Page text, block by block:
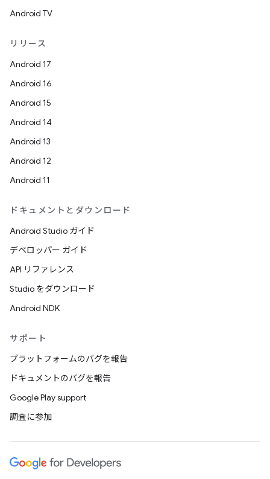
Android TV
リリース
Android 17
Android 16
Android 15
Android 14
Android 13
Android 12
Android 11
ドキュメントとダウンロード
Android Studio ガイド
デベロッパー ガイド
API リファレンス
Studio をダウンロード
Android NDK
サポート
プラットフォームのバグを報告
ドキュメントのバグを報告
Google Play support
調査に参加